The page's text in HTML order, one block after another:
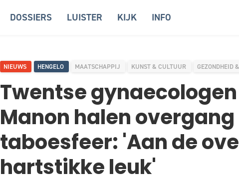
DOSSIERS LUISTER KIJK INFO
NIEUWS HENGELO MAATSCHAPPIJ KUNST & CULTUUR GEZONDHEID
Twentse gynaecologen
Manon halen
taboesfeer: 'Aan de
hartstikke leuk'